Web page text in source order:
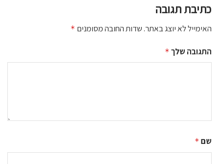
כתיבת תגובה
האימייל לא יוצג באתר.שדות החובה מסומנים *
התגובה שלך *
שם *